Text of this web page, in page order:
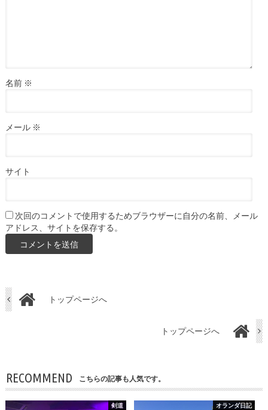
名前 ※
メール ※
サイト
次回のコメントで使用するためブラウザーに自分の名前、メール
アドレス、サイトを保存する。
トップページへ
トップページへ
RECOMMEND こちらの記事も人気です。
剣道 オランダ日記